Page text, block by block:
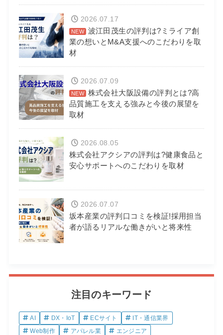
波江田茂生の評判は?ミライア創
業の想いとM&A支援へのこだわりを取
材
2026.07.17
株式会社大阪設備の評判とは?高
品質施工を支える強みと今後の展望を
取材
2026.07.09
株式会社アクシアの評判は?健康食品と
安心サポートへのこだわりを取材
2026.08.05
坂本産業の評判口コミを検証!採用担当
者が語るリアルな働きがいと将来性
2026.07.07
注目のキーワード
AI DX・IoT ECサイト
IT・通信業界
Web制作
アパレル業
エンジニア